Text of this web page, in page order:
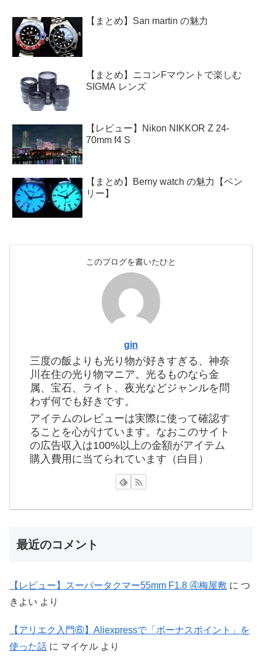
【まとめ】San martin の魅力
【まとめ】ニコンFマウントで楽しむ
SIGMA レンズ
【レビュー】Nikon NIKKOR Z 24-
70mm f4 S
【まとめ】Berny watch の魅力【ベン
リー】
このブログを書いたひと
gin
三度の飯よりも光り物が好きすぎる、神奈
川在住の光り物マニア。光るものなら金
属、宝石、ライト、夜光などジャンルを問
わず何でも好きです。
アイテムのレビューは実際に使って確認す
ることを心がけています。なおこのサイト
の広告収入は100%以上の金額がアイテム
購入費用に当てられています（白目）
最近のコメント
【レビュー】スーパータクマー55mm F1.8 ④梅屋敷 に つ
きよい より
【アリエク入門⑥】Aliexpressで「ボーナスポイント」を
使った話 に マイケル より